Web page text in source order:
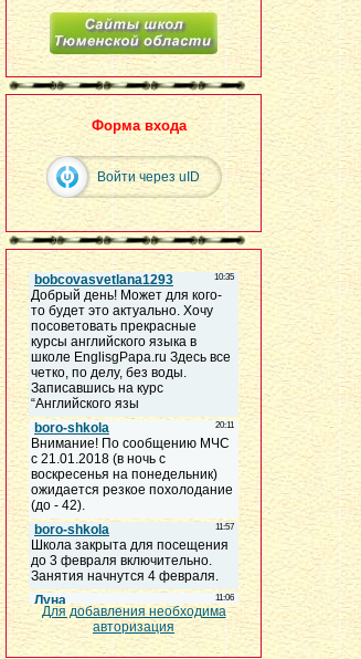
Форма входа
Войти через uID
Для добавления необходима
авторизация